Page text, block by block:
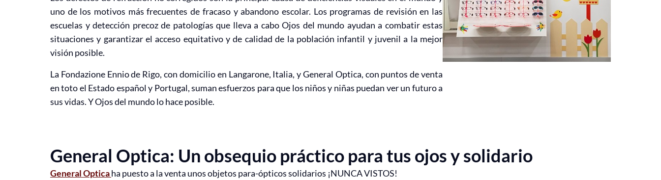
uno de los motivos más frecuentes de fracaso y abandono escolar. Los programas de revisión en las
escuelas y detección precoz de patologías que lleva a cabo Ojos del mundo ayudan a combatir estas
situaciones y garantizar el acceso equitativo y de calidad de la población infantil y juvenil a la mejor
visión posible.
La Fondazione Ennio de Rigo, con domicilio en Langarone, Italia, y General Optica, con puntos de venta
en toto el Estado español y Portugal, suman esfuerzos para que los niños y niñas puedan ver un futuro a
sus vidas. Y Ojos del mundo lo hace posible.
General Optica: Un obsequio práctico para tus ojos y solidario
General Opticaha puesto a la venta unos objetos para-ópticos solidarios ¡NUNCA VISTOS!